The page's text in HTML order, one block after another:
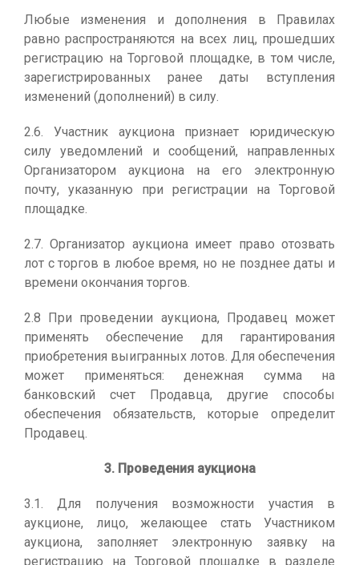
Любые изменения и дополнения в Правилах
равно распространяются на всех лиц, прошедших
регистрацию на Торговой площадке, в том числе,
зарегистрированных ранее даты вступления
изменений (дополнений) в силу.
2.6. Участник аукциона признает юридическую
силу уведомлений и сообщений, направленных
Организатором аукциона на его электронную
почту, указанную при регистрации на Торговой
площадке.
2.7. Организатор аукциона имеет право отозвать
лот с торгов в любое время, но не позднее даты и
времени окончания торгов.
2.8 При проведении аукциона, Продавец может
применять обеспечение для гарантирования
приобретения выигранных лотов. Для обеспечения
может применяться: денежная сумма на
банковский счет Продавца, другие способы
обеспечения обязательств, которые определит
Продавец.
3. Проведения аукциона
3.1. Для получения возможности участия в
аукционе, лицо, желающее стать Участником
аукциона, заполняет электронную заявку на
регистрацию на Торговой площадке в разделе